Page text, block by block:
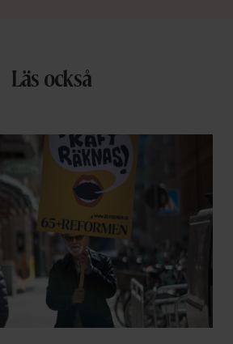
Läs också